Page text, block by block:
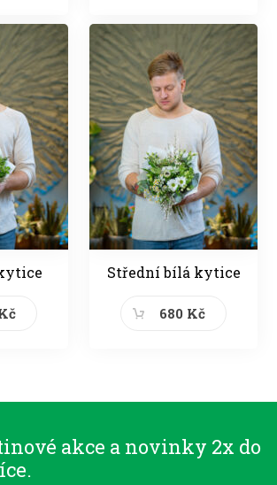
Střední bílá kytice
680 Kč
akce a novinky 2x do